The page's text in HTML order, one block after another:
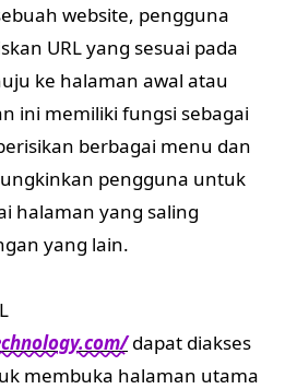
website, pengguna
URL yang sesuai pada
ke halaman awal atau
ini memiliki fungsi sebagai
berbagai menu dan
pengguna untuk
halaman yang saling
yang lain.
dapat diakses
membuka halaman utama